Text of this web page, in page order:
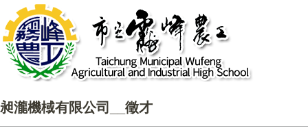
昶瀧機棫有限公司__徵才